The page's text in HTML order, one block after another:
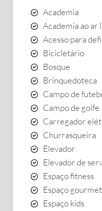
Academia
Academia ao ar
Acesso para
Bicicletário
Bosque
Brinquedoteca
Campo de
Campo de golfe
Carregador
Churrasqueira
Elevador
Elevador de
Espaço fitness
Espaço gourmet
Espaço kids